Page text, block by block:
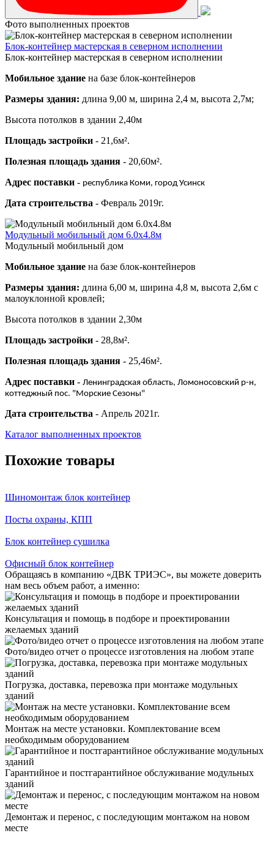
Фото выполненных проектов
Блок-контейнер мастерская в северном исполнении
Блок-контейнер мастерская в северном исполнении
Мобильное здание на базе блок-контейнеров
Размеры здания: длина 9,00 м, ширина 2,4 м, высота 2,7м;
Высота потолков в здании 2,40м
Площадь застройки - 21,6м².
Полезная площадь здания - 20,60м².
Адрес поставки - республика Коми, город Усинск
Дата строительства - Февраль 2019г.
Модульный мобильный дом 6.0х4.8м
Модульный мобильный дом
Мобильное здание на базе блок-контейнеров
Размеры здания: длина 6,00 м, ширина 4,8 м, высота 2,6м с
малоуклонной кровлей;
Высота потолков в здании 2,30м
Площадь застройки - 28,8м².
Полезная площадь здания - 25,46м².
Адрес поставки - Ленинградская область, Ломоносовский р-н,
коттеджный пос. "Морские Сезоны"
Дата строительства - Апрель 2021г.
Каталог выполненных проектов
Похожие товары
Шиномонтаж блок контейнер
Посты охраны, КПП
Блок контейнер сушилка
Офисный блок контейнер
Обращаясь в компанию «ДВК ТРИЭС», вы можете доверить
нам весь объем работ, а именно:
Консультация и помощь в подборе и проектировании
желаемых зданий
Фото/видео отчет о процессе изготовления на любом этапе
Погрузка, доставка, перевозка при монтаже модульных
зданий
Монтаж на месте установки. Комплектование всем
необходимым оборудованием
Гарантийное и постгарантийное обслуживание модульных
зданий
Демонтаж и перенос, с последующим монтажом на новом
месте